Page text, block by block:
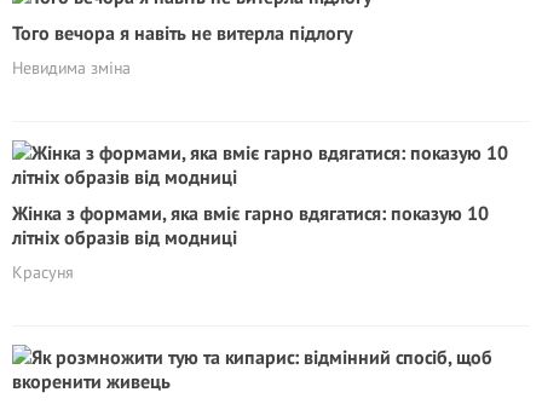
Того вечора я навіть не витерла підлогу
Невидима зміна
Жінка з формами, яка вміє гарно вдягатися: показую 10
літніх образів від модниці
Красуня